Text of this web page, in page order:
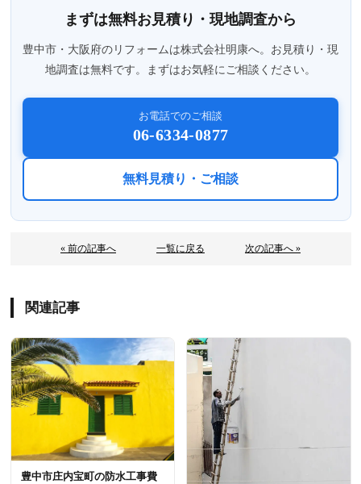
まずは無料お見積り・現地調査から
豊中市・大阪府のリフォームは株式会社明康へ。お見積り・現
地調査は無料です。まずはお気軽にご相談ください。
お電話でのご相談
06-6334-0877
無料見積り・ご相談
« 前の記事へ 一覧に戻る 次の記事へ »
関連記事
豊中市庄内宝町の防水工事費